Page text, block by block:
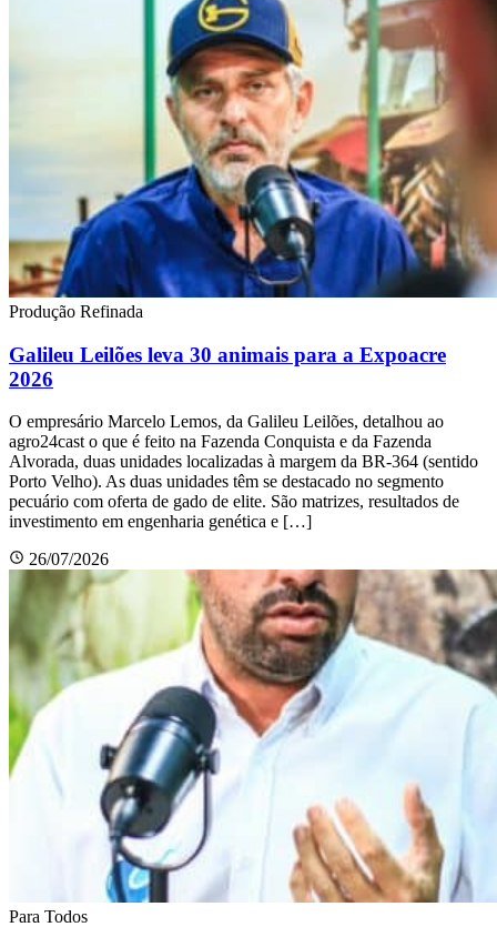
Produção Refinada
Galileu Leilões leva 30 animais para a Expoacre
2026
O empresário Marcelo Lemos, da Galileu Leilões, detalhou ao
agro24cast o que é feito na Fazenda Conquista e da Fazenda
Alvorada, duas unidades localizadas à margem da BR-364 (sentido
Porto Velho). As duas unidades têm se destacado no segmento
pecuário com oferta de gado de elite. São matrizes, resultados de
investimento em engenharia genética e […]
26/07/2026
Para Todos